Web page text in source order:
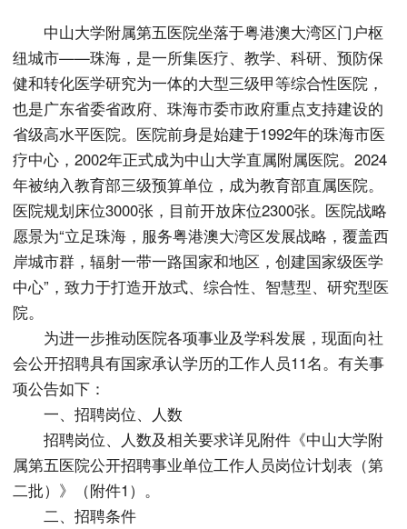
中山大学附属第五医院坐落于粤港澳大湾区门户枢
纽城市——珠海，是一所集医疗、教学、科研、预防保
健和转化医学研究为一体的大型三级甲等综合性医院，
也是广东省委省政府、珠海市委市政府重点支持建设的
省级高水平医院。医院前身是始建于1992年的珠海市医
疗中心，2002年正式成为中山大学直属附属医院。2024
年被纳入教育部三级预算单位，成为教育部直属医院。
医院规划床位3000张，目前开放床位2300张。医院战略
愿景为“立足珠海，服务粤港澳大湾区发展战略，覆盖西
岸城市群，辐射一带一路国家和地区，创建国家级医学
中心”，致力于打造开放式、综合性、智慧型、研究型医
院。
为进一步推动医院各项事业及学科发展，现面向社
会公开招聘具有国家承认学历的工作人员11名。有关事
项公告如下：
一、招聘岗位、人数
招聘岗位、人数及相关要求详见附件《中山大学附
属第五医院公开招聘事业单位工作人员岗位计划表（第
二批）》（附件1）。
二、招聘条件